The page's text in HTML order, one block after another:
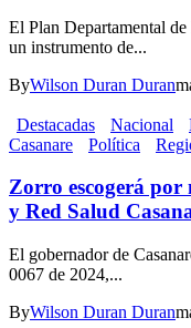
El Plan Departamental
un instrumento de...
ByWilson Duran Duran
Destacadas Nacional
Casanare
Política
Zorro escogerá por
y Red Salud
El gobernador de
0067 de 2024,...
ByWilson Duran Duran